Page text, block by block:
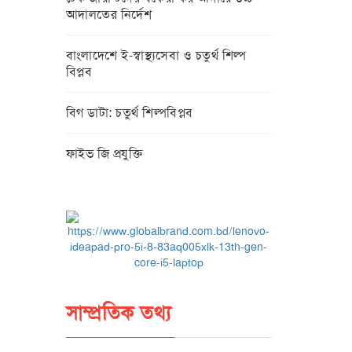
আদালতের নির্দেশ
বাংলাদেশে ই-স্বাস্থ্যসেবা ও চতুর্থ শিল্প
বিপ্লব
বিগ ডাটা: চতুর্থ শিল্পবিপ্লব
ফাইভ জি প্রযুক্তি
সাম্প্রতিক তথ্য